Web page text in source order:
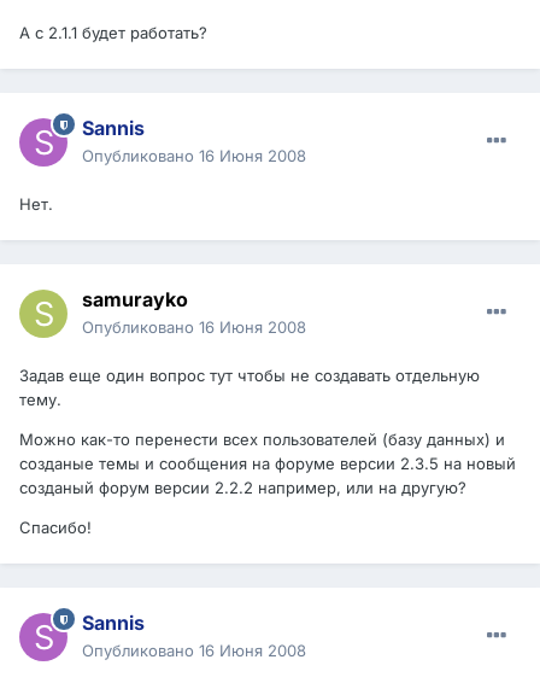
А с 2.1.1 будет работать?
Sannis
Опубликовано 16 Июня 2008
Нет.
samurayko
Опубликовано 16 Июня 2008
Задав еще один вопрос тут чтобы не создавать отдельную
тему.
Можно как-то перенести всех пользователей (базу данных) и
созданые темы и сообщения на форуме версии 2.3.5 на новый
созданый форум версии 2.2.2 например, или на другую?
Спасибо!
Sannis
Опубликовано 16 Июня 2008